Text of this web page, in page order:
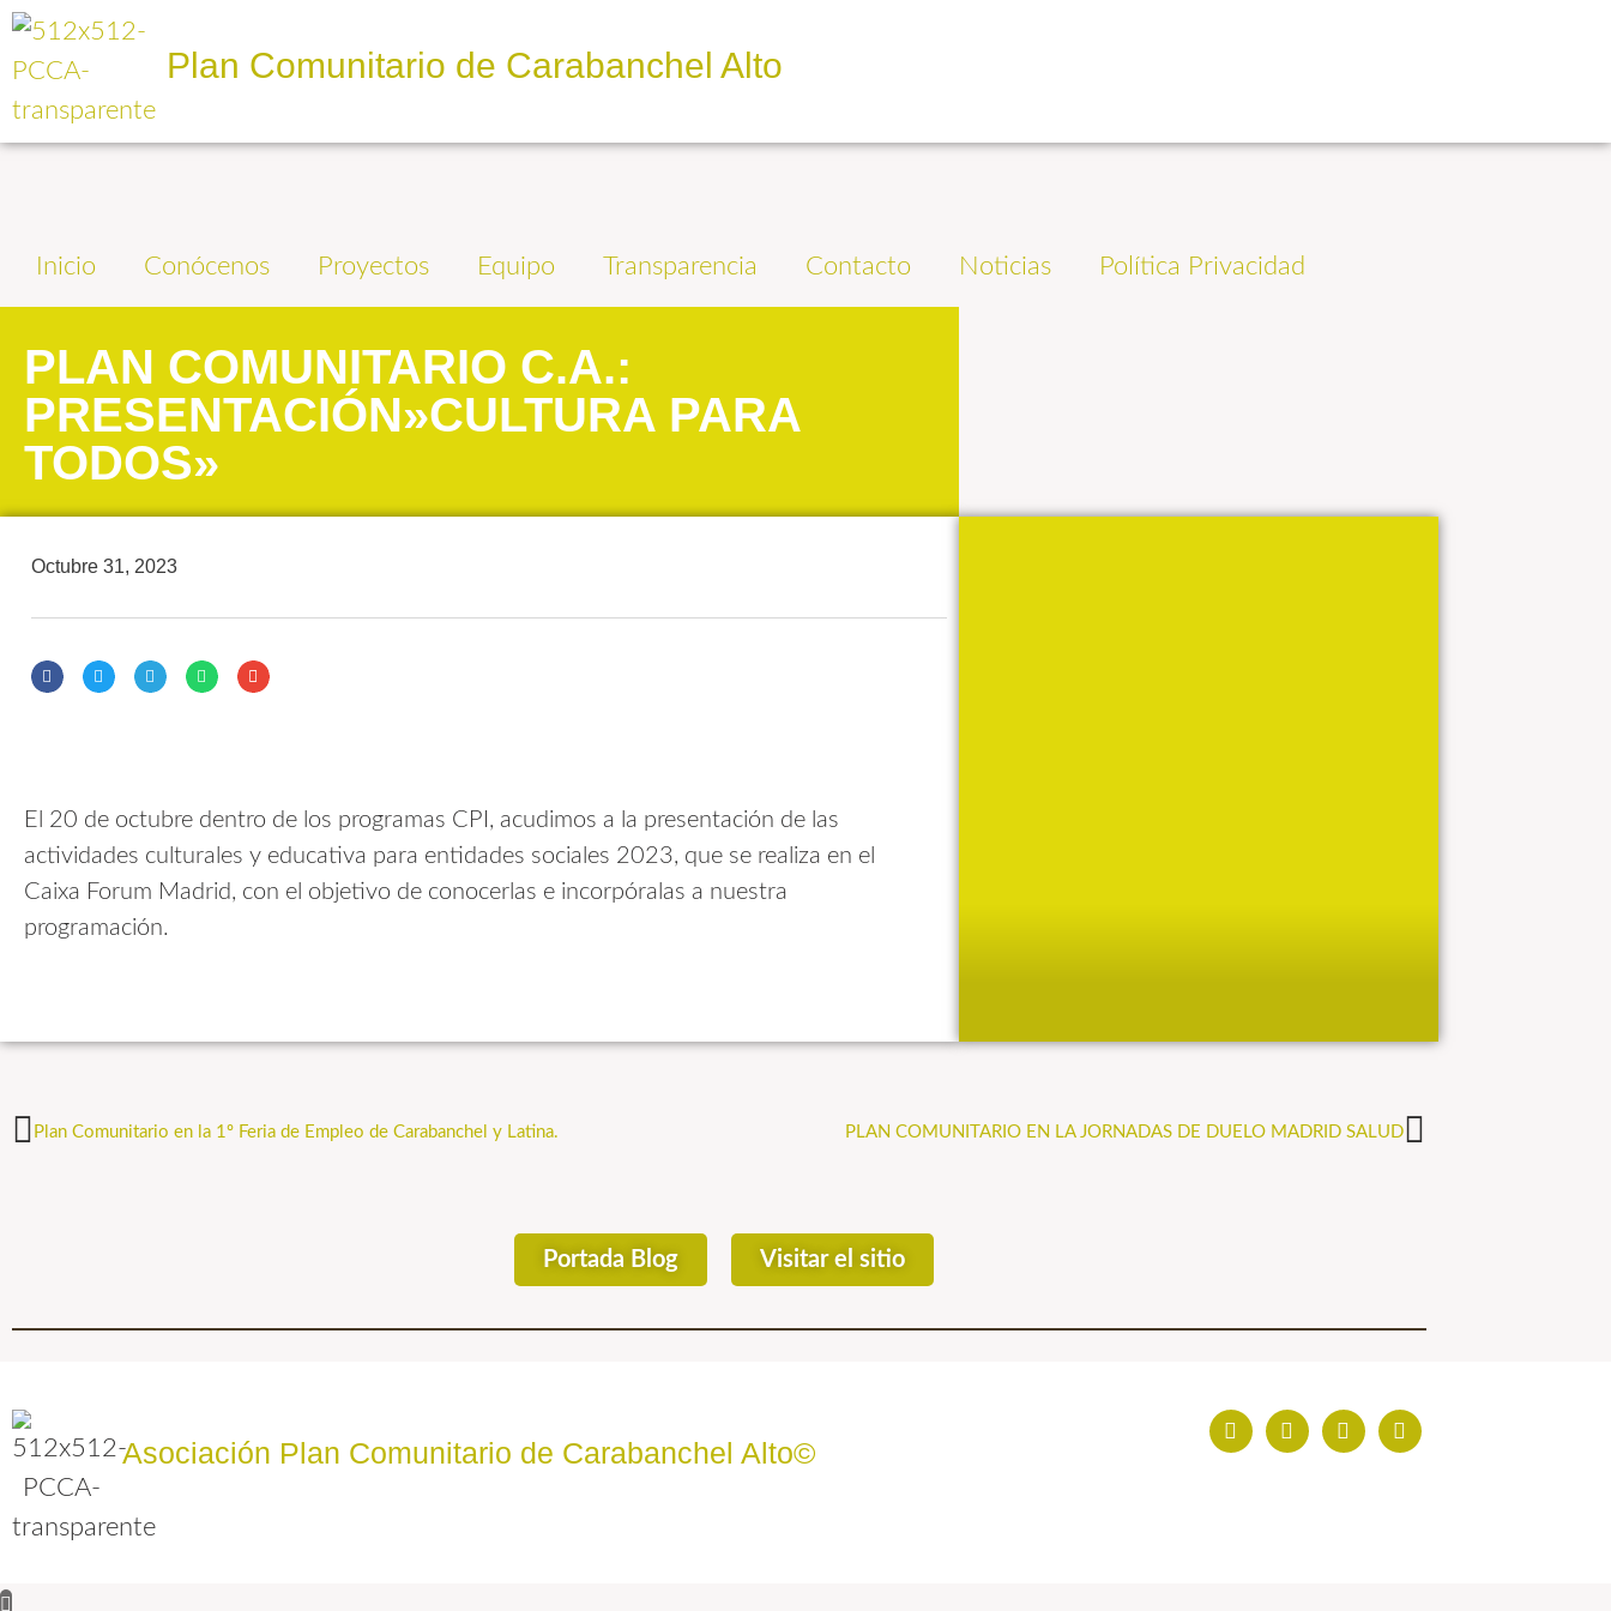
Plan Comunitario de Carabanchel Alto
Inicio Conócenos Proyectos Equipo Transparencia Contacto Noticias Política Privacidad
PLAN COMUNITARIO C.A.:
PRESENTACIÓN»CULTURA PARA
TODOS»
Octubre 31, 2023
El 20 de octubre dentro de los programas CPI, acudimos a la presentación de las
actividades culturales y educativa para entidades sociales 2023, que se realiza en el
Caixa Forum Madrid, con el objetivo de conocerlas e incorpóralas a nuestra
programación.
Plan Comunitario en la 1º Feria de Empleo de Carabanchel y Latina. PLAN COMUNITARIO EN LA JORNADAS DE DUELO MADRID SALUD
Portada Blog Visitar el sitio
Asociación Plan Comunitario de Carabanchel Alto©